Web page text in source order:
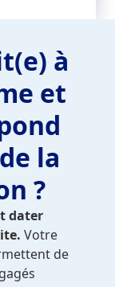
à
et
la
?
dater
Votre
de